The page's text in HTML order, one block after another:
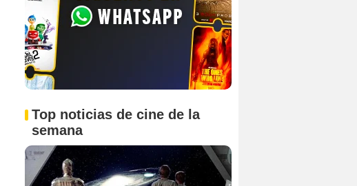
Top noticias de cine de la
semana